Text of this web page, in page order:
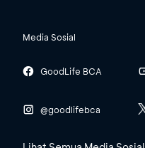
Media Sosial
GoodLife BCA
@goodlifebca